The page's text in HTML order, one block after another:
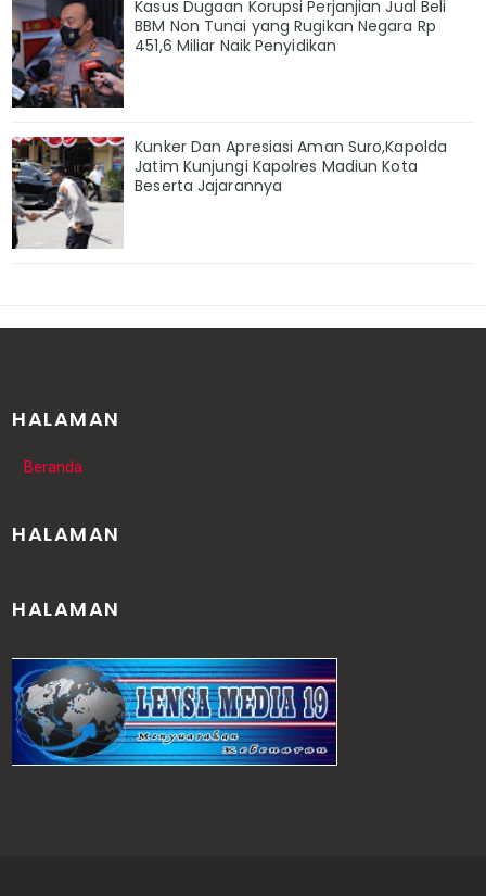
Kasus Dugaan Korupsi Perjanjian Jual Beli
BBM Non Tunai yang Rugikan Negara Rp
451,6 Miliar Naik Penyidikan
Kunker Dan Apresiasi Aman Suro,Kapolda
Jatim Kunjungi Kapolres Madiun Kota
Beserta Jajarannya
HALAMAN
Beranda
HALAMAN
HALAMAN